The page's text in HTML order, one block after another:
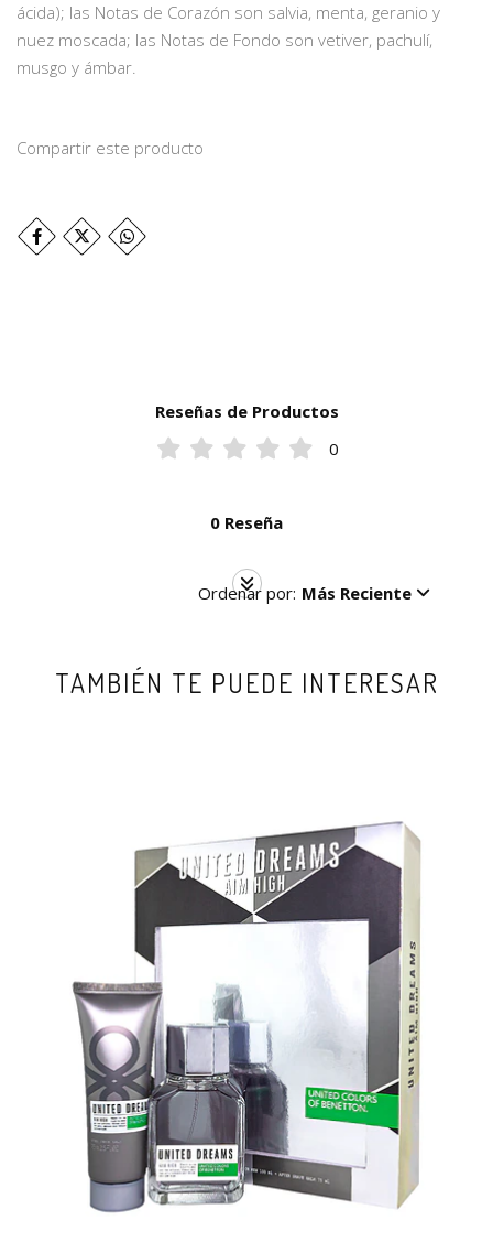
ácida); las Notas de Corazón son salvia, menta, geranio y
nuez moscada; las Notas de Fondo son vetiver, pachulí,
musgo y ámbar.
Compartir este producto
Reseñas de Productos
0
0 Reseña
Ordenar por: Más Reciente
TAMBIÉN TE PUEDE INTERESAR